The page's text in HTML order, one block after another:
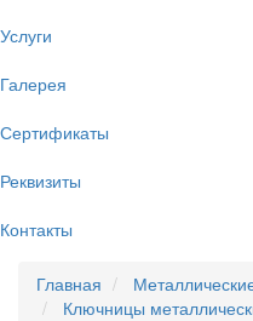
Услуги
Галерея
Сертификаты
Реквизиты
Контакты
Главная
Ключницы